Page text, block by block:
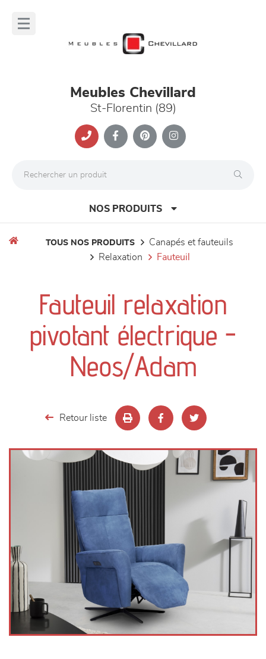
Meubles Chevillard
St-Florentin (89)
NOS PRODUITS
séjours
meubles de complément
chambres et dressing
TOUS NOS PRODUITS
canapés et fauteuils
relaxation
fauteuil
Fauteuil relaxation
pivotant électrique -
Neos/Adam
Retour liste